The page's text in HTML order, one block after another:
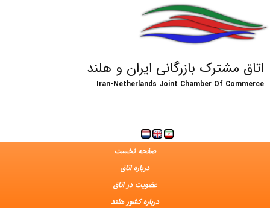
اتاق مشترک بازرگانی ایران و هلند
Iran-Netherlands Joint Chamber Of Commerce
صفحه نخست
درباره اتاق
عضویت در اتاق
درباره کشور هلند